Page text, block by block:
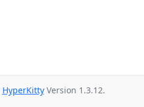
HyperKittyVersion 1.3.12.